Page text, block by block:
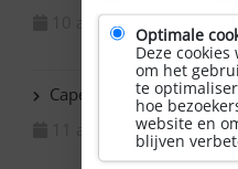
10 augustus 2026
Capelle ad IJssel
11 augustus 2026
Optimale
Deze
om het
te
hoe
website en
blijven